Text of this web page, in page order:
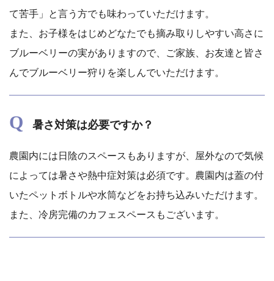
て苦手」と言う方でも味わっていただけます。
また、お子様をはじめどなたでも摘み取りしやすい高さに
ブルーベリーの実がありますので、ご家族、お友達と皆さ
んでブルーベリー狩りを楽しんでいただけます。
Q 暑さ対策は必要ですか？
農園内には日陰のスペースもありますが、屋外なので気候
によっては暑さや熱中症対策は必須です。農園内は蓋の付
いたペットボトルや水筒などをお持ち込みいただけます。
また、冷房完備のカフェスペースもございます。